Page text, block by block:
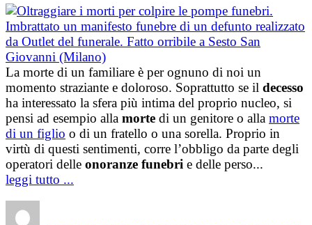
La morte di un familiare è per ognuno di noi un
momento straziante e doloroso. Soprattutto se il decesso
ha interessato la sfera più intima del proprio nucleo, si
pensi ad esempio alla morte di un genitore o alla morte
di un figlio o di un fratello o una sorella. Proprio in
virtù di questi sentimenti, corre l’obbligo da parte degli
operatori delle onoranze funebri e delle perso...
leggi tutto ...